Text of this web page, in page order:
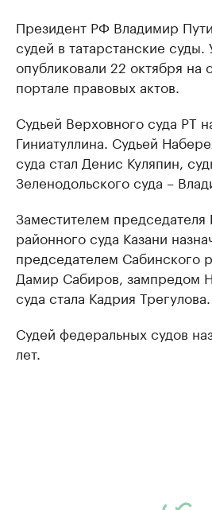
Президент РФ Владимир
судей в татарстанские суды.
опубликовали 22 октября на
портале правовых актов.
Судьей Верховного суда РТ
Гиниатуллина. Судьей
суда стал Денис Куляпин,
Зеленодольского суда –
Заместителем
районного суда Казани
председателем Сабинского
Дамир Сабиров, зампредом
суда стала Кадрия Трегулова.
Судей федеральных судов
лет.